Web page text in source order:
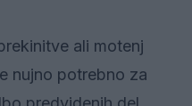
ali motenj
nujno potrebno za